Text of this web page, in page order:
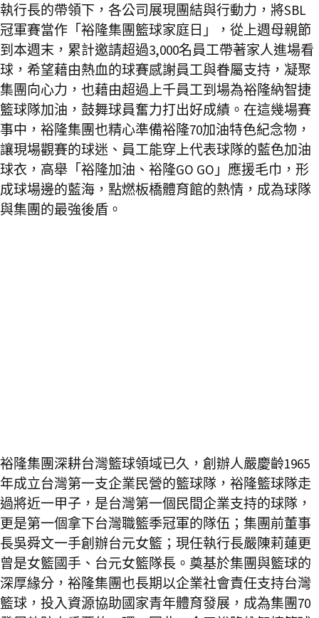
執行長的帶領下，各公司展現團結與行動力，將SBL
冠軍賽當作「裕隆集團籃球家庭日」，從上週母親節
到本週末，累計邀請超過3,000名員工帶著家人進場看
球，希望藉由熱血的球賽感謝員工與眷屬支持，凝聚
集團向心力，也藉由超過上千員工到場為裕隆納智捷
籃球隊加油，鼓舞球員奮力打出好成績。在這幾場賽
事中，裕隆集團也精心準備裕隆70加油特色紀念物，
讓現場觀賽的球迷、員工能穿上代表球隊的藍色加油
球衣，高舉「裕隆加油、裕隆GO GO」應援毛巾，形
成球場邊的藍海，點燃板橋體育館的熱情，成為球隊
與集團的最強後盾。
裕隆集團深耕台灣籃球領域已久，創辦人嚴慶齡1965
年成立台灣第一支企業民營的籃球隊，裕隆籃球隊走
過將近一甲子，是台灣第一個民間企業支持的球隊，
更是第一個拿下台灣職籃季冠軍的隊伍；集團前董事
長吳舜文一手創辦台元女籃；現任執行長嚴陳莉蓮更
曾是女籃國手、台元女籃隊長。奠基於集團與籃球的
深厚緣分，裕隆集團也長期以企業社會責任支持台灣
籃球，投入資源協助國家青年體育發展，成為集團70